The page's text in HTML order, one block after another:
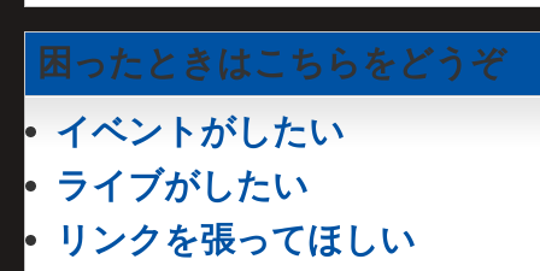
困ったときはこちらをどうぞ
イベントがしたい
ライブがしたい
リンクを張ってほしい